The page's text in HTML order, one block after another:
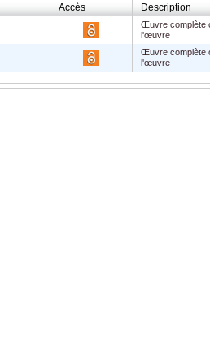
Accès Description
Œuvre complète
l'œuvre
Œuvre complète
l'œuvre